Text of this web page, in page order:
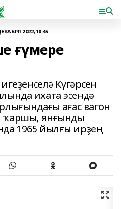
2022, 18:45
ғүмере
Күгәрсен
ихата эсендә
ағас вагон
ҡаршы, янғынды
1965 йылғы ирҙең